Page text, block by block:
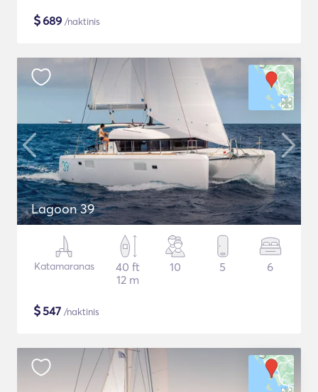
$689 /naktinis
Lagoon 39
Katamaranas
40 ft
12 m
10 5 6
$547 /naktinis